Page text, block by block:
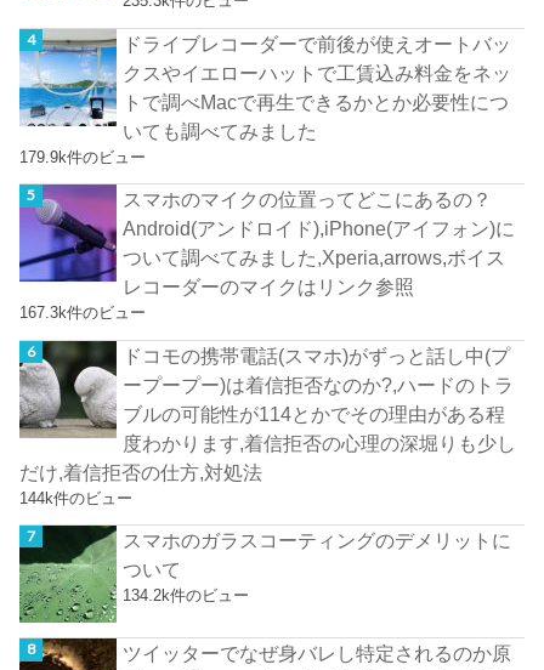
ドライブレコーダーで前後が使えオートバッ
クスやイエローハットで工賃込み料金をネッ
トで調べMacで再生できるかとか必要性につ
いても調べてみました
179.9k件のビュー
スマホのマイクの位置ってどこにあるの？
Android(アンドロイド),iPhone(アイフォン)に
ついて調べてみました,Xperia,arrows,ボイス
レコーダーのマイクはリンク参照
167.3k件のビュー
ドコモの携帯電話(スマホ)がずっと話し中(プ
ープープー)は着信拒否なのか?,ハードのトラ
ブルの可能性が114とかでその理由がある程
度わかります,着信拒否の心理の深堀りも少し
だけ,着信拒否の仕方,対処法
144k件のビュー
スマホのガラスコーティングのデメリットに
ついて
134.2k件のビュー
ツイッターでなぜ身バレし特定されるのか原